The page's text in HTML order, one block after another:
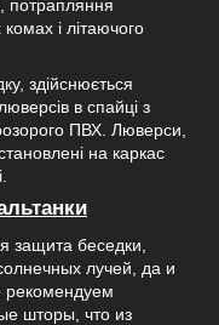
потрапляння
і літаючого
здійснюється
в спайці з
ПВХ. Люверси,
на каркас
защита беседки,
лучей, да и
рекомендуем
шторы, что из